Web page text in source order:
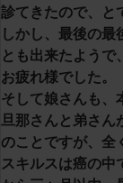
診てきたので、と
しかし、最後の最
とも出来たようで
お疲れ様でした。
そして娘さんも、
旦那さんと弟さん
のことですが、全
スキルスは癌の中